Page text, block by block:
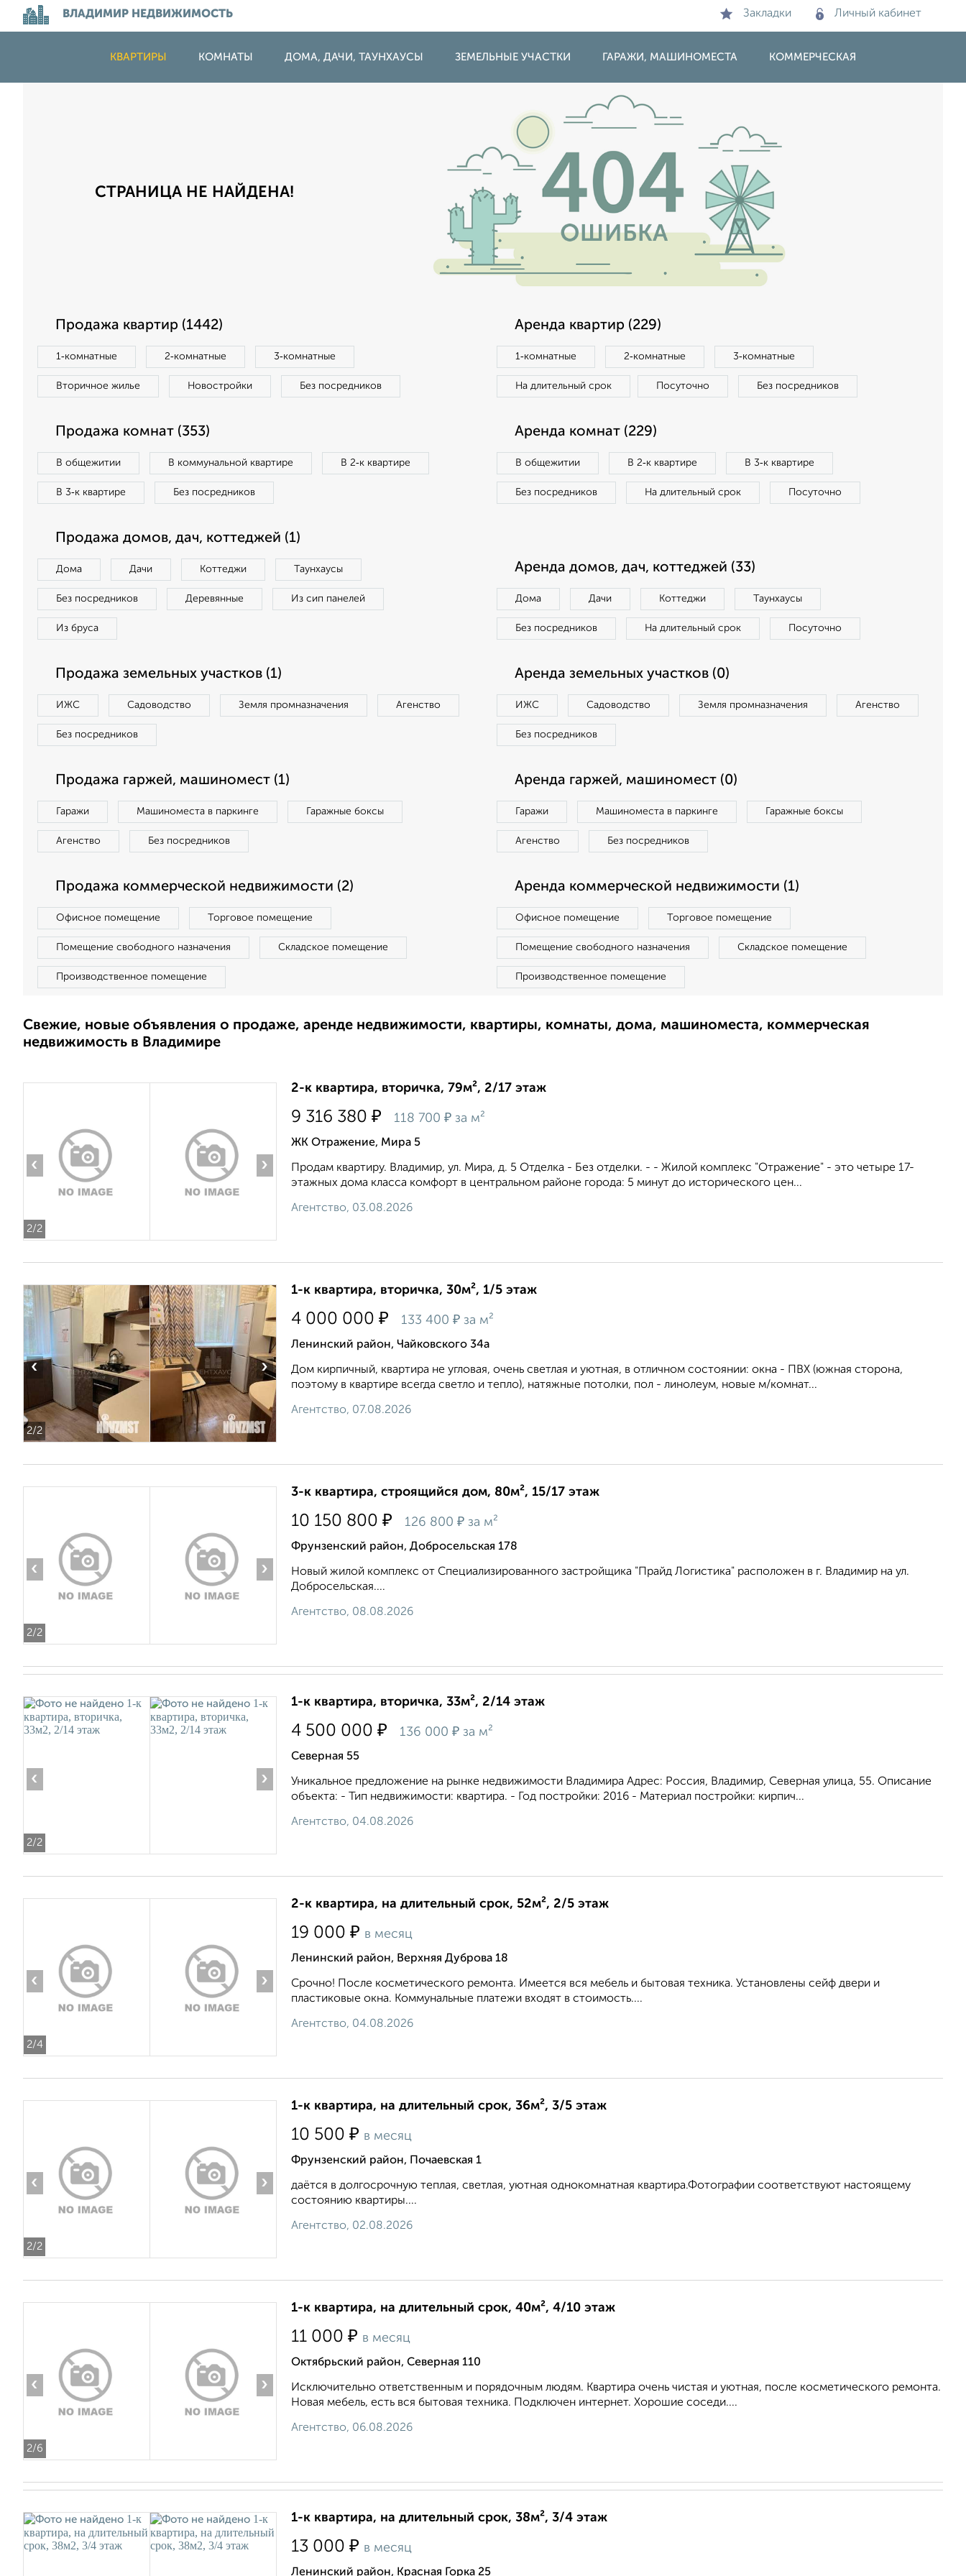
ВЛАДИМИР НЕДВИЖИМОСТЬ Закладки Личный кабинет
КВАРТИРЫ КОМНАТЫ ДОМА, ДАЧИ, ТАУНХАУСЫ ЗЕМЕЛЬНЫЕ УЧАСТКИ ГАРАЖИ, МАШИНОМЕСТА КОММЕРЧЕСКАЯ
СТРАНИЦА НЕ НАЙДЕНА!
Продажа квартир (1442)
1‑комнатные 2‑комнатные 3‑комнатные
Вторичное жилье Новостройки Без посредников
Аренда квартир (229)
1‑комнатные 2‑комнатные 3‑комнатные
На длительный срок Посуточно Без посредников
Продажа комнат (353)
В общежитии В коммунальной квартире В 2‑к квартире
В 3‑к квартире Без посредников
Аренда комнат (229)
В общежитии В 2‑к квартире В 3‑к квартире
Без посредников На длительный срок Посуточно
Продажа домов, дач, коттеджей (1)
Дома Дачи Коттеджи Таунхаусы
Без посредников Деревянные Из сип панелей
Из бруса
Аренда домов, дач, коттеджей (33)
Дома Дачи Коттеджи Таунхаусы
Без посредников На длительный срок Посуточно
Продажа земельных участков (1)
ИЖС Садоводство Земля промназначения Агенство
Без посредников
Аренда земельных участков (0)
ИЖС Садоводство Земля промназначения Агенство
Без посредников
Продажа гаржей, машиномест (1)
Гаражи Машиноместа в паркинге Гаражные боксы
Агенство Без посредников
Аренда гаржей, машиномест (0)
Гаражи Машиноместа в паркинге Гаражные боксы
Агенство Без посредников
Продажа коммерческой недвижимости (2)
Офисное помещение Торговое помещение
Помещение свободного назначения Складское помещение
Производственное помещение
Аренда коммерческой недвижимости (1)
Офисное помещение Торговое помещение
Помещение свободного назначения Складское помещение
Производственное помещение
Свежие, новые объявления о продаже, аренде недвижимости, квартиры, комнаты, дома, машиноместа, коммерческая
недвижимость в Владимире
2/2
‹ ›
2-к квартира, вторичка, 79м², 2/17 этаж
9 316 380 ₽ 118 700 ₽ за м²
ЖК Отражение, Мира 5
Продам квартиру. Владимир, ул. Мира, д. 5 Отделка - Без отделки. - - Жилой комплекс "Отражение" - это четыре 17-
этажных дома класса комфорт в центральном районе города: 5 минут до исторического цен...
Агентство, 03.08.2026
2/2
‹ ›
1-к квартира, вторичка, 30м², 1/5 этаж
4 000 000 ₽ 133 400 ₽ за м²
Ленинский район, Чайковского 34а
Дом кирпичный, квартира не угловая, очень светлая и уютная, в отличном состоянии: окна - ПВХ (южная сторона,
поэтому в квартире всегда светло и тепло), натяжные потолки, пол - линолеум, новые м/комнат...
Агентство, 07.08.2026
2/2
‹ ›
3-к квартира, строящийся дом, 80м², 15/17 этаж
10 150 800 ₽ 126 800 ₽ за м²
Фрунзенский район, Добросельская 178
Новый жилой комплекс от Специализированного застройщика "Прайд Логистика" расположен в г. Владимир на ул.
Добросельская....
Агентство, 08.08.2026
2/2
‹ ›
1-к квартира, вторичка, 33м², 2/14 этаж
4 500 000 ₽ 136 000 ₽ за м²
Северная 55
Уникальное предложение на рынке недвижимости Владимира Адрес: Россия, Владимир, Северная улица, 55. Описание
объекта: - Тип недвижимости: квартира. - Год постройки: 2016 - Материал постройки: кирпич...
Агентство, 04.08.2026
2/4
‹ ›
2-к квартира, на длительный срок, 52м², 2/5 этаж
19 000 ₽ в месяц
Ленинский район, Верхняя Дуброва 18
Срочно! После косметического ремонта. Имеется вся мебель и бытовая техника. Установлены сейф двери и
пластиковые окна. Коммунальные платежи входят в стоимость....
Агентство, 04.08.2026
2/2
‹ ›
1-к квартира, на длительный срок, 36м², 3/5 этаж
10 500 ₽ в месяц
Фрунзенский район, Почаевская 1
даётся в долгосрочную теплая, светлая, уютная однокомнатная квартира.Фотографии соответствуют настоящему
состоянию квартиры....
Агентство, 02.08.2026
2/6
‹ ›
1-к квартира, на длительный срок, 40м², 4/10 этаж
11 000 ₽ в месяц
Октябрьский район, Северная 110
Исключительно ответственным и порядочным людям. Квартира очень чистая и уютная, после косметического ремонта.
Новая мебель, есть вся бытовая техника. Подключен интернет. Хорошие соседи....
Агентство, 06.08.2026
1-к квартира, на длительный срок, 38м², 3/4 этаж
13 000 ₽ в месяц
Ленинский район, Красная Горка 25